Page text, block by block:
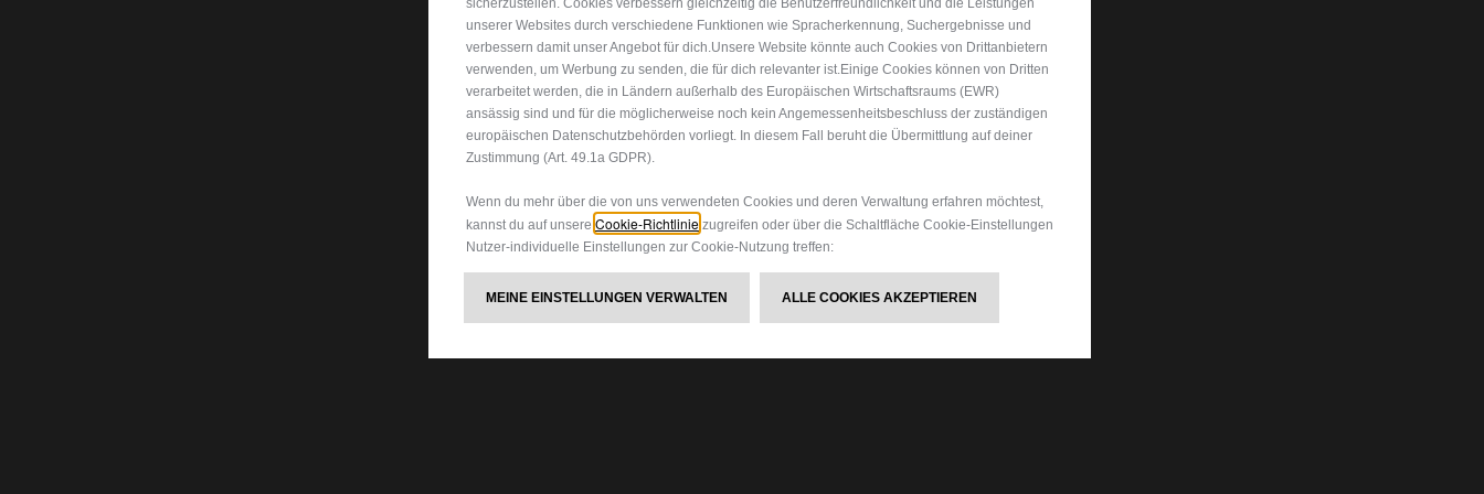
sicherzustellen. Cookies verbessern gleichzeitig die Benutzerfreundlichkeit und die Leistungen
unserer Websites durch verschiedene Funktionen wie Spracherkennung, Suchergebnisse und
verbessern damit unser Angebot für dich.Unsere Website könnte auch Cookies von Drittanbietern
verwenden, um Werbung zu senden, die für dich relevanter ist.Einige Cookies können von Dritten
verarbeitet werden, die in Ländern außerhalb des Europäischen Wirtschaftsraums (EWR)
ansässig sind und für die möglicherweise noch kein Angemessenheitsbeschluss der zuständigen
europäischen Datenschutzbehörden vorliegt. In diesem Fall beruht die Übermittlung auf deiner
Zustimmung (Art. 49.1a GDPR).
Wenn du mehr über die von uns verwendeten Cookies und deren Verwaltung erfahren möchtest,
kannst du auf unsere Cookie-Richtlinie zugreifen oder über die Schaltfläche Cookie-Einstellungen
Nutzer-individuelle Einstellungen zur Cookie-Nutzung treffen:
MEINE EINSTELLUNGEN VERWALTEN ALLE COOKIES AKZEPTIEREN